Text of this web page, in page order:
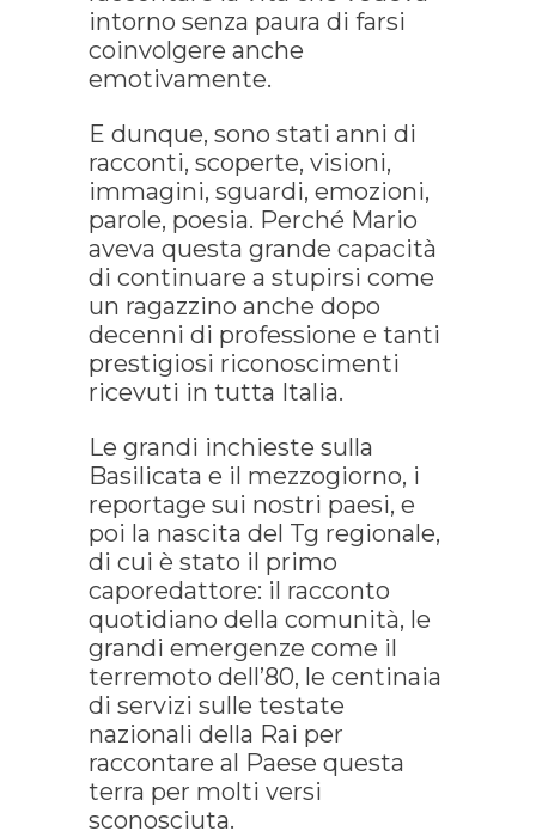
intorno senza paura di farsi
coinvolgere anche
emotivamente.
E dunque, sono stati anni di
racconti, scoperte, visioni,
immagini, sguardi, emozioni,
parole, poesia. Perché Mario
aveva questa grande capacità
di continuare a stupirsi come
un ragazzino anche dopo
decenni di professione e tanti
prestigiosi riconoscimenti
ricevuti in tutta Italia.
Le grandi inchieste sulla
Basilicata e il mezzogiorno, i
reportage sui nostri paesi, e
poi la nascita del Tg regionale,
di cui è stato il primo
caporedattore: il racconto
quotidiano della comunità, le
grandi emergenze come il
terremoto dell’80, le centinaia
di servizi sulle testate
nazionali della Rai per
raccontare al Paese questa
terra per molti versi
sconosciuta.